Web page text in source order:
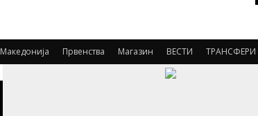
Македонија Првенства Магазин ВЕСТИ ТРАНСФЕРИ